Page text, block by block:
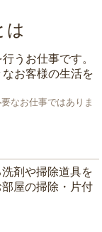
は
行うお仕事です。
お客様の生活を
なお仕事ではありま
剤や掃除道具を
屋の掃除・片付